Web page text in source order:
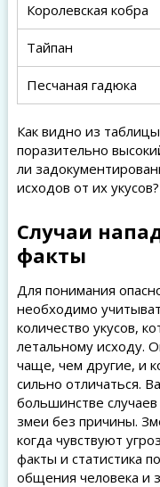
Королевская кобра
Тайпан
Песчаная гадюка
Как видно из
поразительно
ли
исходов от их укусов?
Случаи
факты
Для понимания
необходимо
количество укусов,
летальному исходу.
чаще, чем другие, и
сильно отличаться.
большинстве
змеи без причины.
когда чувствуют
факты и статистика
общения человека и